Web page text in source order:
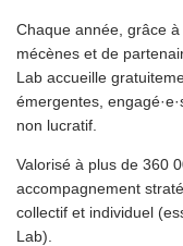
Chaque année, grâce
mécènes et de
Lab accueille
émergentes,
non lucratif.
Valorisé à plus de 360
accompagnement
collectif et individuel
Lab).